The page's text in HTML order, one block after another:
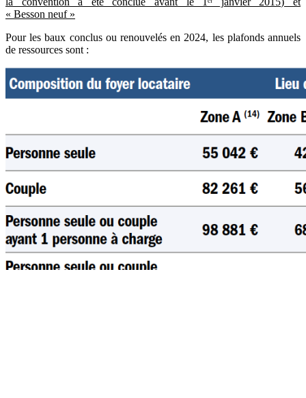
« Besson neuf »
Pour les baux conclus ou renouvelés en 2024, les plafonds annuels
de ressources sont :